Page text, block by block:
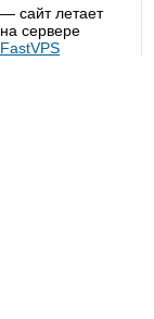
— сайт летает
на сервере
FastVPS